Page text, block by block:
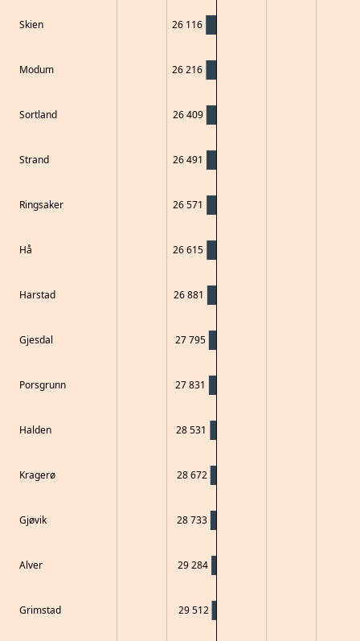
Skien
Modum
Sortland
Strand
Ringsaker
Hå
Harstad
Gjesdal
Porsgrunn
Halden
Kragerø
Gjøvik
Alver
Grimstad
26 116
26 216
26 409
26 491
26 571
26 615
26 881
27 795
27 831
28 531
28 672
28 733
29 284
29 512